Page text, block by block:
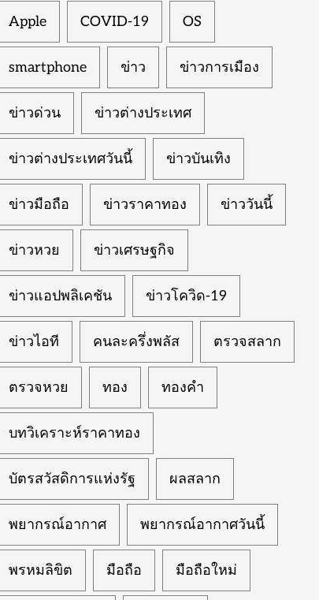
Apple COVID-19 OS
smartphone ข่าว ข่าวการเมือง
ข่าวด่วน ข่าวต่างประเทศ
ข่าวต่างประเทศวันนี้ ข่าวบันเทิง
ข่าวมือถือ ข่าวราคาทอง ข่าววันนี้
ข่าวหวย ข่าวเศรษฐกิจ
ข่าวแอปพลิเคชัน ข่าวโควิด-19
ข่าวไอที คนละครึ่งพลัส ตรวจสลาก
ตรวจหวย ทอง ทองคำ
บทวิเคราะห์ราคาทอง
บัตรสวัสดิการแห่งรัฐ ผลสลาก
พยากรณ์อากาศ พยากรณ์อากาศวันนี้
พรหมลิขิต มือถือ มือถือใหม่